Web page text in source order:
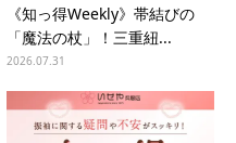
《知っ得Weekly》帯結びの
「魔法の杖」！三重紐...
2026.07.31